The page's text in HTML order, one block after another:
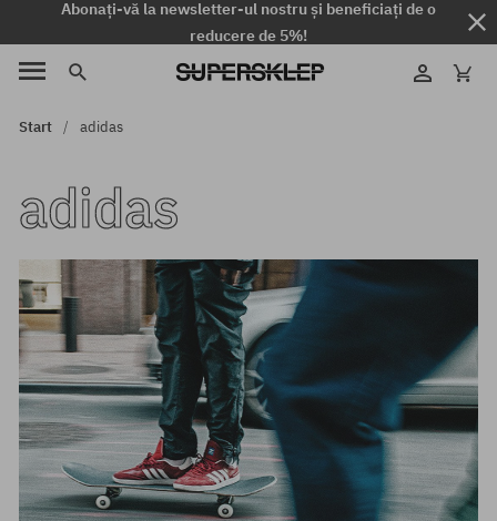
Abonați-vă la newsletter-ul nostru și beneficiați de o
reducere de 5%!
Start adidas
adidas